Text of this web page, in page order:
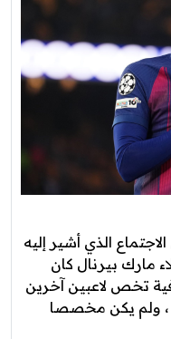
الذي أشير إليه
مارك بيرنال كان
تخص لاعبين آخرين
تابعين لوكالة Roc Nation Sports ، ولم يكن مخصصا